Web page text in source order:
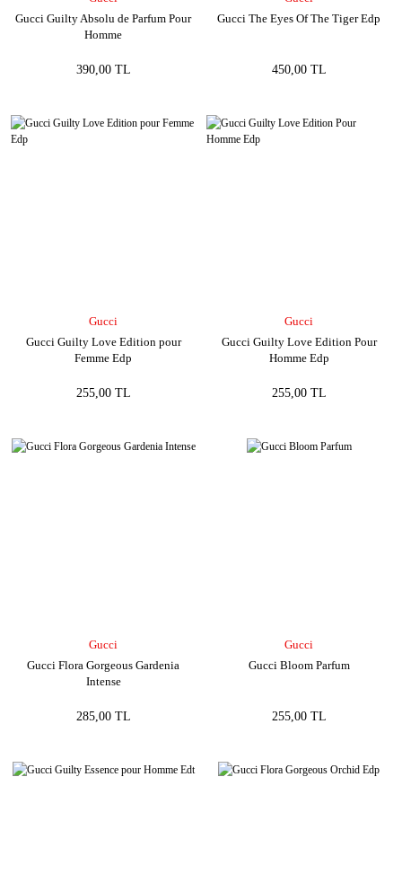
Gucci Guilty Absolu de Parfum Pour
Homme
390,00 TL
Gucci The Eyes Of The Tiger Edp
450,00 TL
Gucci
Gucci Guilty Love Edition pour
Femme Edp
255,00 TL
Gucci
Gucci Guilty Love Edition Pour
Homme Edp
255,00 TL
Gucci
Gucci Flora Gorgeous Gardenia
Intense
285,00 TL
Gucci
Gucci Bloom Parfum
255,00 TL